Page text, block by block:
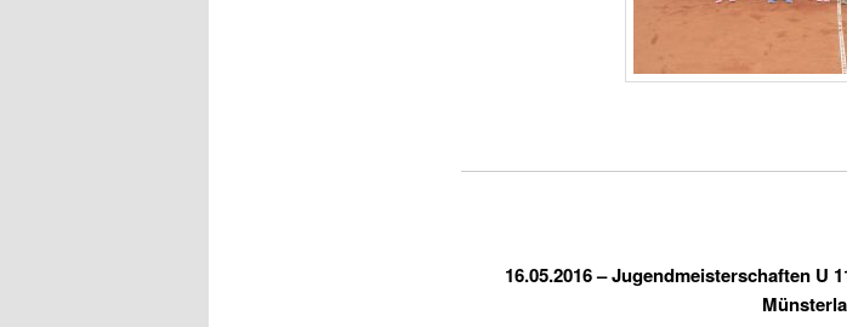
16.05.2016 – Jugendmeisterschaften U